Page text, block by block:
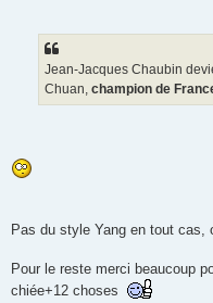
Jean-Jacques Chaubin
Chuan, champion de
Pas du style Yang en tout cas,
Pour le reste merci beaucoup
chiée+12 choses